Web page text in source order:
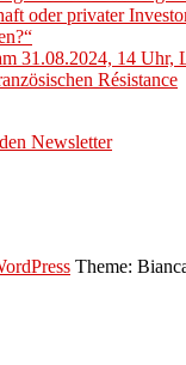
oder privater
31.08.2024, 14 Uhr,
Résistance
Newsletter
Theme: